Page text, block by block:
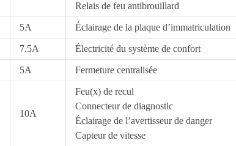
Relais de feu antibrouillard
5A Éclairage de la plaque d’immatriculation
7.5A Électricité du système de confort
5A Fermeture centralisée
10A
Feu(x) de recul
Connecteur de diagnostic
Éclairage de l’avertisseur de danger
Capteur de vitesse